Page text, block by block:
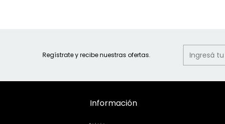
Regístrate y recibe nuestras ofertas.
Información